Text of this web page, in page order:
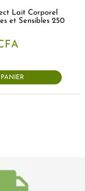
Lait Corporel
et Sensibles 250